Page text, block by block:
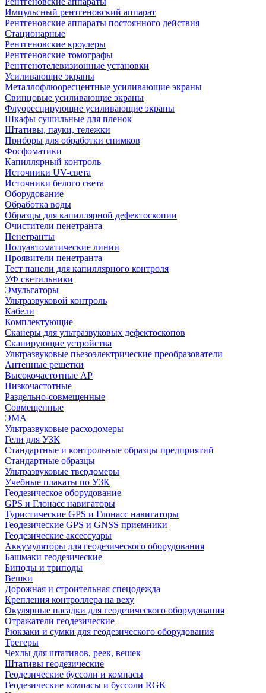
Импульсный рентгеновский аппарат
Рентгеновские аппараты постоянного действия
Стационарные
Рентгеновские кроулеры
Рентгеновские томографы
Рентгенотелевизионные установки
Усиливающие экраны
Металлофлюоресцентные усиливающие экраны
Свинцовые усиливающие экраны
Флуоресцирующие усиливающие экраны
Шкафы сушильные для пленок
Штативы, пауки, тележки
Приборы для обработки снимков
Фосфоматики
Капиллярный контроль
Источники UV-света
Источники белого света
Оборудование
Обработка воды
Образцы для капиллярной дефектоскопии
Очистители пенетранта
Пенетранты
Полуавтоматические линии
Проявители пенетранта
Тест панели для капиллярного контроля
УФ светильники
Эмульгаторы
Ультразвуковой контроль
Кабели
Комплектующие
Сканеры для ультразвуковых дефектоскопов
Сканирующие устройства
Ультразвуковые пьезоэлектрические преобразователи
Антенные решетки
Высокочастотные АР
Низкочастотные
Раздельно-совмещенные
Совмещенные
ЭМА
Ультразвуковые расходомеры
Гели для УЗК
Стандартные и контрольные образцы предприятий
Стандартные образцы
Ультразвуковые твердомеры
Учебные плакаты по УЗК
Геодезическое оборудование
GPS и Глонасс навигаторы
Туристические GPS и Глонасс навигаторы
Геодезические GPS и GNSS приемники
Геодезические аксессуары
Аккумуляторы для геодезического оборудования
Башмаки геодезические
Биподы и триподы
Вешки
Дорожная и строительная спецодежда
Крепления контроллера на веху
Окулярные насадки для геодезического оборудования
Отражатели геодезические
Рюкзаки и сумки для геодезического оборудования
Трегеры
Чехлы для штативов, реек, вешек
Штативы геодезические
Геодезические буссоли и компасы
Геодезические компасы и буссоли RGK